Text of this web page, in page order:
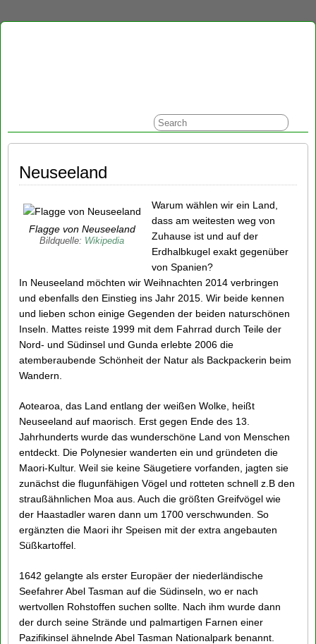
Neuseeland
Flagge von Neuseeland
Bildquelle: Wikipedia
Warum wählen wir ein Land,
dass am weitesten weg von
Zuhause ist und auf der
Erdhalbkugel exakt gegenüber
von Spanien?
In Neuseeland möchten wir Weihnachten 2014 verbringen
und ebenfalls den Einstieg ins Jahr 2015. Wir beide kennen
und lieben schon einige Gegenden der beiden naturschönen
Inseln. Mattes reiste 1999 mit dem Fahrrad durch Teile der
Nord- und Südinsel und Gunda erlebte 2006 die
atemberaubende Schönheit der Natur als Backpackerin beim
Wandern.
Aotearoa, das Land entlang der weißen Wolke, heißt
Neuseeland auf maorisch. Erst gegen Ende des 13.
Jahrhunderts wurde das wunderschöne Land von Menschen
entdeckt. Die Polynesier wanderten ein und gründeten die
Maori-Kultur. Weil sie keine Säugetiere vorfanden, jagten sie
zunächst die flugunfähigen Vögel und rotteten schnell z.B den
straußähnlichen Moa aus. Auch die größten Greifvögel wie
der Haastadler waren dann um 1700 verschwunden. So
ergänzten die Maori ihr Speisen mit der extra angebauten
Süßkartoffel.
1642 gelangte als erster Europäer der niederländische
Seefahrer Abel Tasman auf die Südinseln, wo er nach
wertvollen Rohstoffen suchen sollte. Nach ihm wurde dann
der durch seine Strände und palmartigen Farnen einer
Pazifikinsel ähnelnde Abel Tasman Nationalpark benannt.